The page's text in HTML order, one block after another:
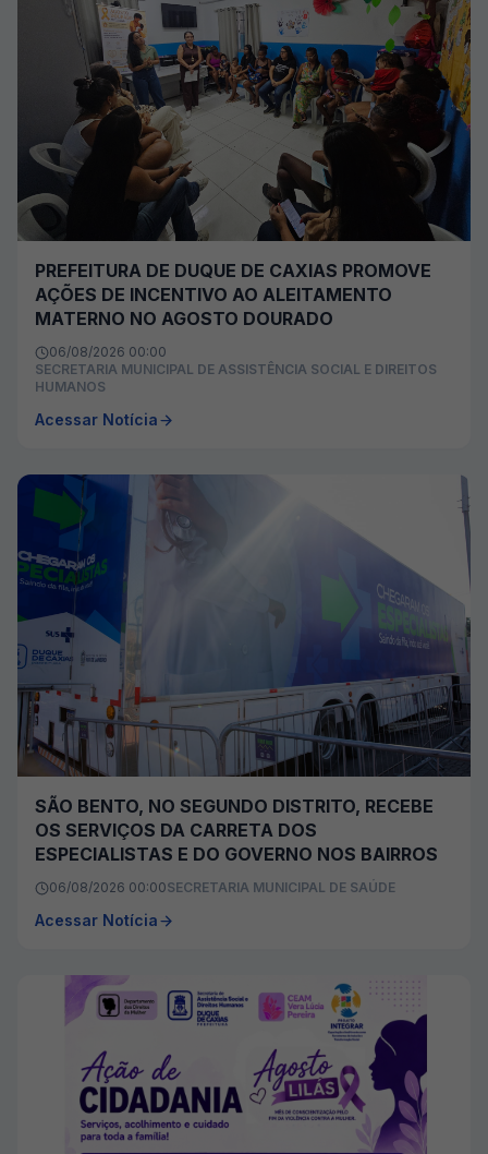
PREFEITURA DE DUQUE DE CAXIAS PROMOVE
AÇÕES DE INCENTIVO AO ALEITAMENTO
MATERNO NO AGOSTO DOURADO
06/08/2026 00:00
SECRETARIA MUNICIPAL DE ASSISTÊNCIA SOCIAL E DIREITOS
HUMANOS
Acessar Notícia
SÃO BENTO, NO SEGUNDO DISTRITO, RECEBE
OS SERVIÇOS DA CARRETA DOS
ESPECIALISTAS E DO GOVERNO NOS BAIRROS
06/08/2026 00:00SECRETARIA MUNICIPAL DE SAÚDE
Acessar Notícia